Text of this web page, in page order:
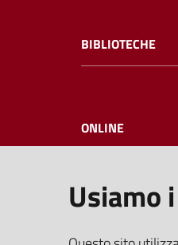
BIBLIOTECHE
ONLINE
I NOSTRI EVENTI
Usiamo